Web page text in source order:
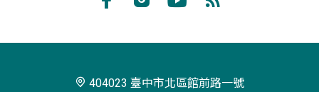
閱
404023 臺中市北區館前路一號